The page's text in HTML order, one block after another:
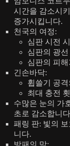
시간을 감소시
증가시킵니다.
천국의 여정:
심판 시전
심판의 광
심판의 피
긴손바닥:
휩쓸기 공
최대 충전
수많은 눈의 가
초로 감소합니
패링 판: 빛의
니다.
방패의 막: